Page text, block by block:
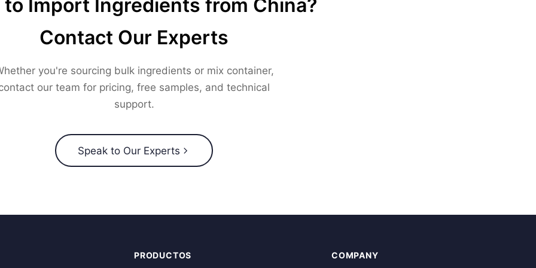
to Import Ingredients from China?
Contact Our Experts
you're sourcing bulk ingredients or mix container,
our team for pricing, free samples, and technical
support.
Speak to Our Experts
PRODUCTOS COMPANY